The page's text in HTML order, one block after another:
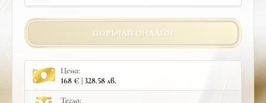
ПОРЪЧАЙ ОНЛАЙН
Цена:
168 € | 328.58 лв.
Тегло: